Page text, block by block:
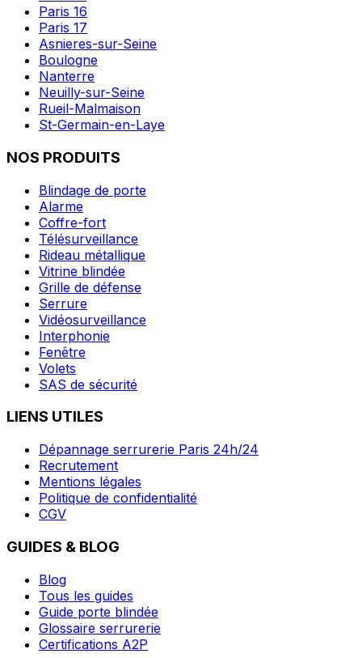
Paris 16
Paris 17
Asnieres-sur-Seine
Boulogne
Nanterre
Neuilly-sur-Seine
Rueil-Malmaison
St-Germain-en-Laye
NOS PRODUITS
Blindage de porte
Alarme
Coffre-fort
Télésurveillance
Rideau métallique
Vitrine blindée
Grille de défense
Serrure
Vidéosurveillance
Interphonie
Fenêtre
Volets
SAS de sécurité
LIENS UTILES
Dépannage serrurerie Paris 24h/24
Recrutement
Mentions légales
Politique de confidentialité
CGV
GUIDES & BLOG
Blog
Tous les guides
Guide porte blindée
Glossaire serrurerie
Certifications A2P